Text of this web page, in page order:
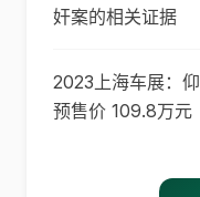
奸案的相关证据
2023上海车展：
预售价 109.8万元